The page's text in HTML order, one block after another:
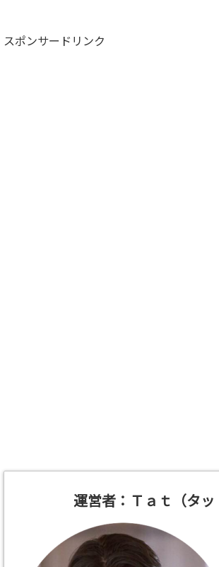
スポンサードリンク
運営者：Ｔａｔ（タッ